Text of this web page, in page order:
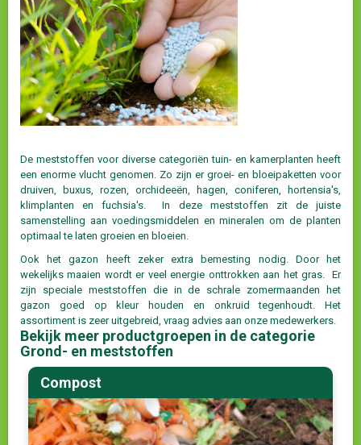
De meststoffen voor diverse categoriën tuin- en kamerplanten heeft
een enorme vlucht genomen. Zo zijn er groei- en bloeipaketten voor
druiven, buxus, rozen, orchideeën, hagen, coniferen, hortensia's,
klimplanten en fuchsia's. In deze meststoffen zit de juiste
samenstelling aan voedingsmiddelen en mineralen om de planten
optimaal te laten groeien en bloeien.
Ook het gazon heeft zeker extra bemesting nodig. Door het
wekelijks maaien wordt er veel energie onttrokken aan het gras. Er
zijn speciale meststoffen die in de schrale zomermaanden het
gazon goed op kleur houden en onkruid tegenhoudt. Het
assortiment is zeer uitgebreid, vraag advies aan onze medewerkers.
Bekijk meer productgroepen in de categorie
Grond- en meststoffen
Compost